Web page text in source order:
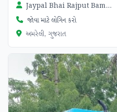
Jaypal Bhai Rajput Bamaniya
જોવા માટે લોગિન કરો
અમરેલી, ગુજરાત